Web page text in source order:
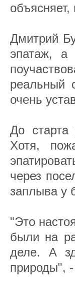
объясняет,
Дмитрий
эпатаж, а
реальный
очень
До старта
Хотя,
через
заплыва у
"Это
были на
деле. А
природы", -